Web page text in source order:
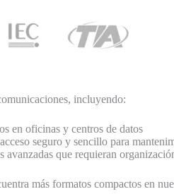
incluyendo:
en oficinas y centros de datos
seguro y sencillo para
que requieran
más formatos compactos en